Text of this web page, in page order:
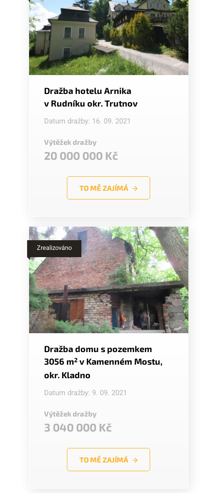
Dražba hotelu Arnika
v Rudníku okr. Trutnov
Datum dražby: 16. 09. 2021
Výtěžek dražby
20 000 000 Kč
TO MĚ ZAJÍMÁ
Zrealizováno
Dražba domu s pozemkem
3056 m2v Kamenném Mostu,
okr. Kladno
Datum dražby: 9. 09. 2021
Výtěžek dražby
3 040 000 Kč
TO MĚ ZAJÍMÁ